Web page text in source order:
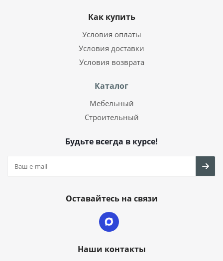
Как купить
Условия оплаты
Условия доставки
Условия возврата
Каталог
Мебельный
Строительный
Будьте всегда в курсе!
Оставайтесь на связи
Наши контакты